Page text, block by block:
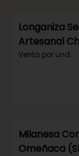
Longaniza
Artesanal
Venta por und.
Milanesa
Omeñaca